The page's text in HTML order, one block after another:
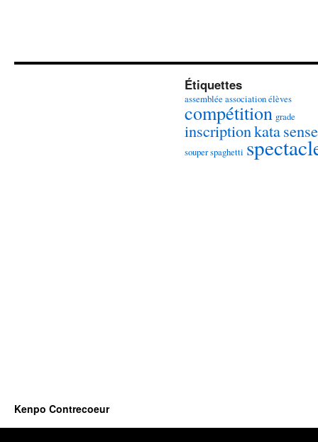
Étiquettes
assemblée association élèves
compétition grade
inscriptionkata
souper spaghetti
Kenpo Contrecoeur